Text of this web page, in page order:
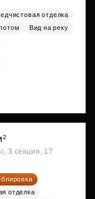
отделка
Вид на реку
3 секция, 17
отделка